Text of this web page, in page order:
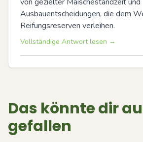
Ausbauentscheidungen, die dem
Reifungsreserven verleihen.
Vollständige Antwort lesen →
Das könnte dir
gefallen